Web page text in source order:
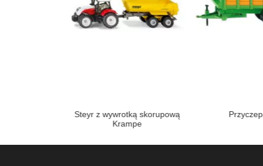
Steyr z wywrotką skorupową
Krampe